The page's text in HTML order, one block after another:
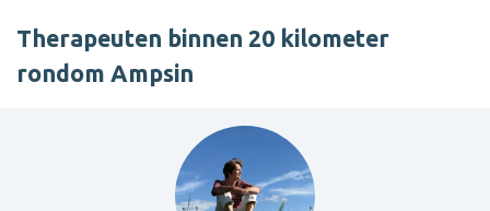
Therapeuten binnen 20 kilometer
rondom Ampsin